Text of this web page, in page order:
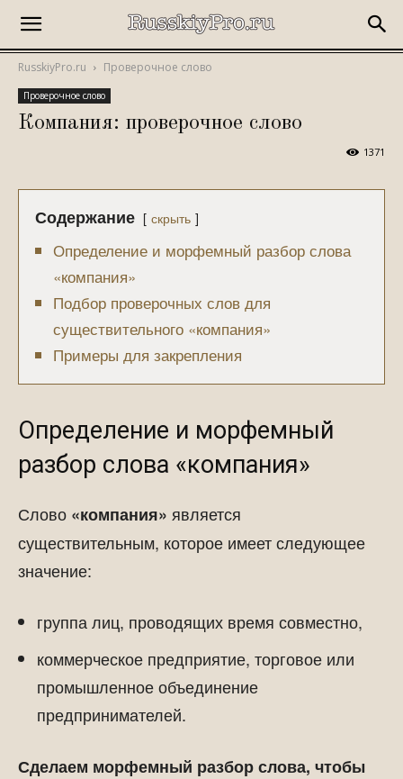
RusskiyPro.ru Проверочное слово
Проверочное слово
Компания: проверочное слово
1371
Содержание скрыть
Определение и морфемный разбор слова
«компания»
Подбор проверочных слов для
существительного «компания»
Примеры для закрепления
Определение и морфемный
разбор слова «компания»
Слово «компания» является
существительным, которое имеет следующее
значение:
группа лиц, проводящих время совместно,
коммерческое предприятие, торговое или
промышленное объединение
предпринимателей.
Сделаем морфемный разбор слова, чтобы